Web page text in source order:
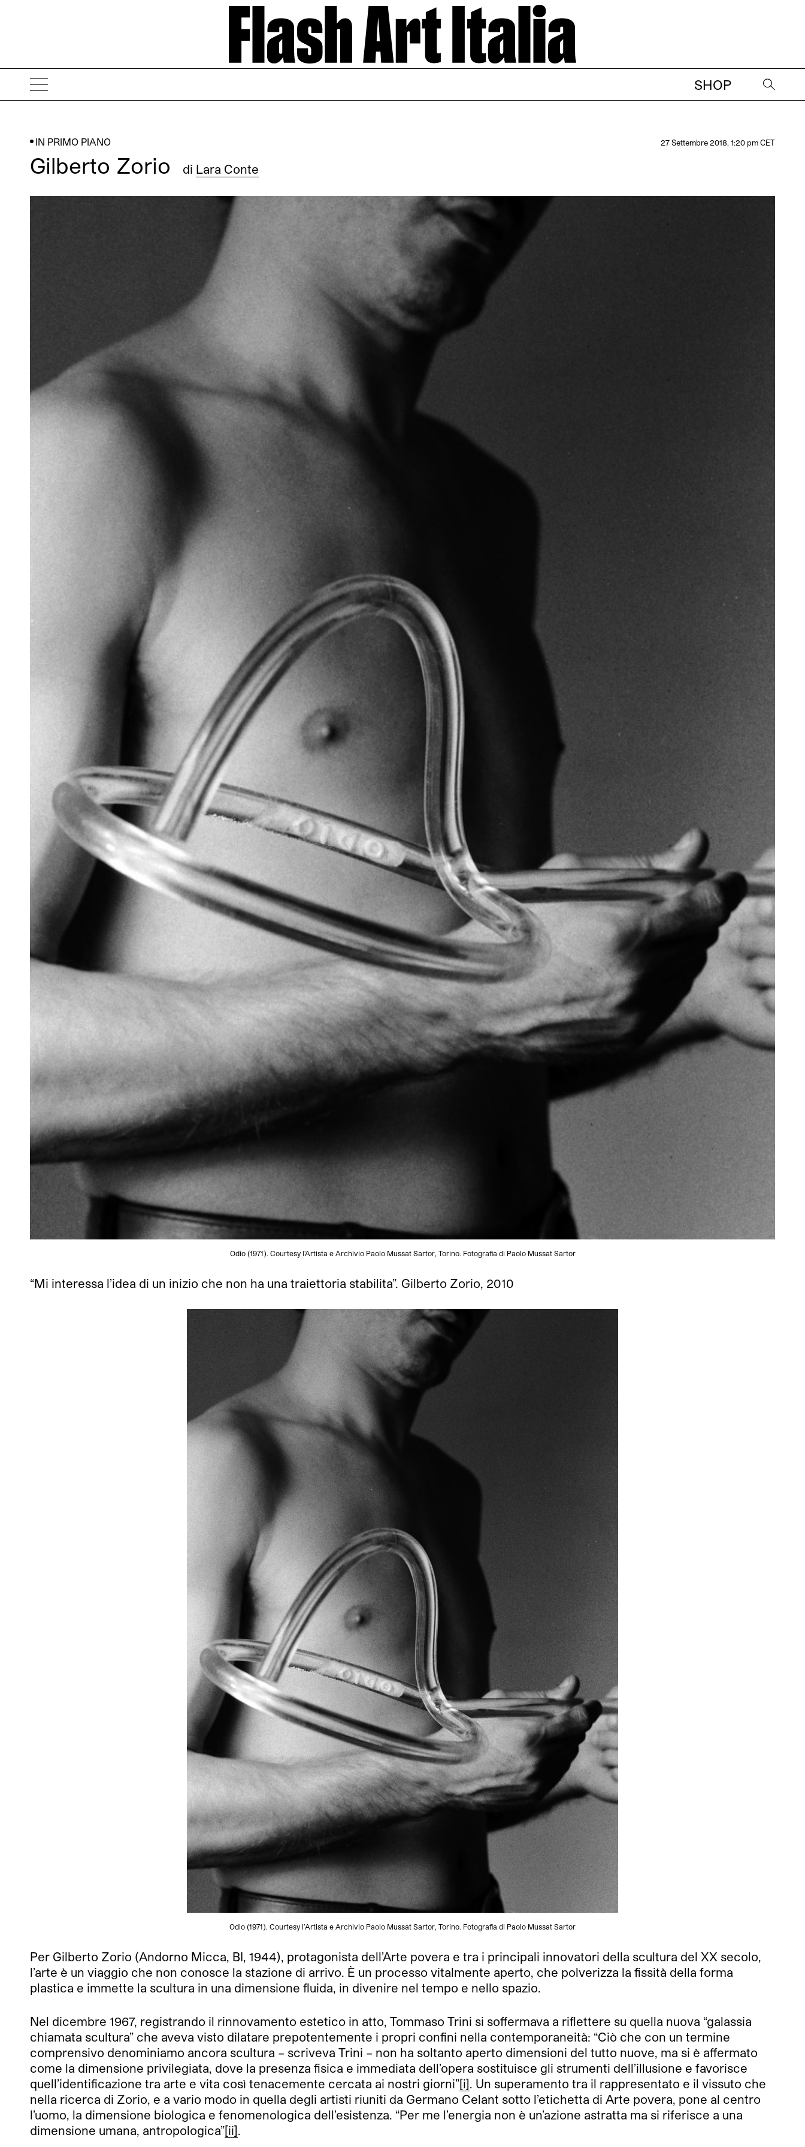
SHOP
→
IN PRIMO PIANO 27 Settembre 2018, 1:20 pm CET
Gilberto Zorio di Lara Conte
Odio (1971). Courtesy l'Artista e Archivio Paolo Mussat Sartor, Torino. Fotografia di Paolo Mussat Sartor
“Mi interessa l’idea di un inizio che non ha una traiettoria stabilita”. Gilberto Zorio, 2010
Odio (1971). Courtesy l’Artista e Archivio Paolo Mussat Sartor, Torino. Fotografia di Paolo Mussat Sartor
Per Gilberto Zorio (Andorno Micca, BI, 1944), protagonista dell’Arte povera e tra i principali innovatori della scultura del XX secolo,
l’arte è un viaggio che non conosce la stazione di arrivo. È un processo vitalmente aperto, che polverizza la fissità della forma
plastica e immette la scultura in una dimensione fluida, in divenire nel tempo e nello spazio.
Nel dicembre 1967, registrando il rinnovamento estetico in atto, Tommaso Trini si soffermava a riflettere su quella nuova “galassia
chiamata scultura” che aveva visto dilatare prepotentemente i propri confini nella contemporaneità: “Ciò che con un termine
comprensivo denominiamo ancora scultura – scriveva Trini – non ha soltanto aperto dimensioni del tutto nuove, ma si è affermato
come la dimensione privilegiata, dove la presenza fisica e immediata dell’opera sostituisce gli strumenti dell’illusione e favorisce
quell’identificazione tra arte e vita così tenacemente cercata ai nostri giorni”[i] . Un superamento tra il rappresentato e il vissuto che
nella ricerca di Zorio, e a vario modo in quella degli artisti riuniti da Germano Celant sotto l’etichetta di Arte povera, pone al centro
l’uomo, la dimensione biologica e fenomenologica dell’esistenza. “Per me l’energia non è un’azione astratta ma si riferisce a una
dimensione umana, antropologica”[ii]